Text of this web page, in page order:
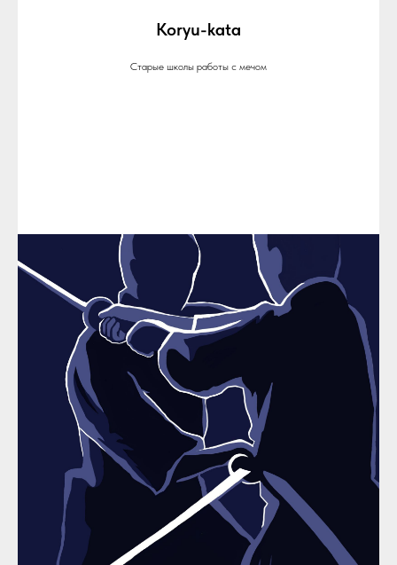
Koryu-kata
Старые школы работы с мечом